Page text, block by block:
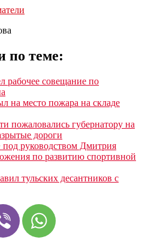
по теме:
рабочее совещание по
на место пожара на складе
пожаловались губернатору на
дороги
руководством Дмитрия
по развитию спортивной
тульских десантников с